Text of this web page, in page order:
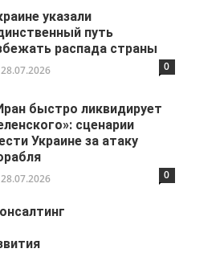
указали
путь
распада страны
28.07.2026 0
быстро ликвидирует
сценарии
Украине за атаку
28.07.2026 0